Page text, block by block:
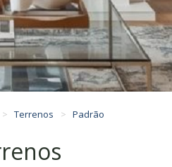
Terrenos Padrão